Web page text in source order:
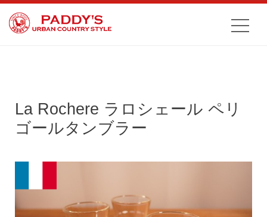
La Rochere ラロシェール ペリ
ゴールタンブラー